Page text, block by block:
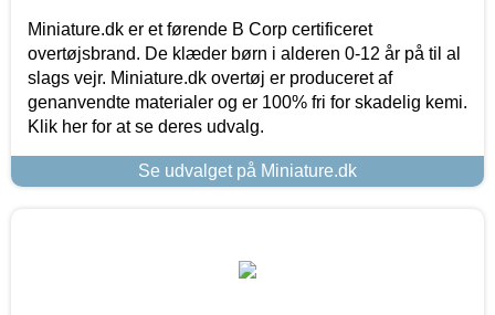
Miniature.dk er et førende B Corp certificeret
overtøjsbrand. De klæder børn i alderen 0-12 år på til al
slags vejr. Miniature.dk overtøj er produceret af
genanvendte materialer og er 100% fri for skadelig kemi.
Klik her for at se deres udvalg.
Se udvalget på Miniature.dk